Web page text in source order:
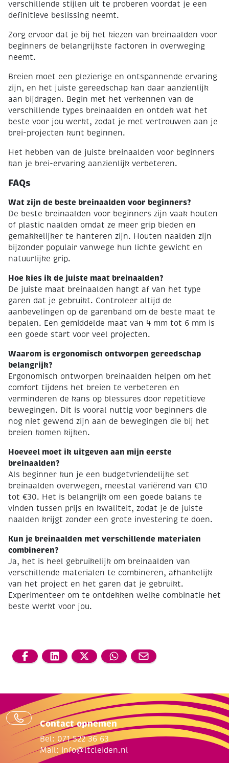
verschillende stijlen uit te proberen voordat je een
definitieve beslissing neemt.
Zorg ervoor dat je bij het kiezen van breinaalden voor
beginners de belangrijkste factoren in overweging
neemt.
Breien moet een plezierige en ontspannende ervaring
zijn, en het juiste gereedschap kan daar aanzienlijk
aan bijdragen. Begin met het verkennen van de
verschillende types breinaalden en ontdek wat het
beste voor jou werkt, zodat je met vertrouwen aan je
brei-projecten kunt beginnen.
Het hebben van de juiste breinaalden voor beginners
kan je brei-ervaring aanzienlijk verbeteren.
FAQs
Wat zijn de beste breinaalden voor beginners?
De beste breinaalden voor beginners zijn vaak houten
of plastic naalden omdat ze meer grip bieden en
gemakkelijker te hanteren zijn. Houten naalden zijn
bijzonder populair vanwege hun lichte gewicht en
natuurlijke grip.
Hoe kies ik de juiste maat breinaalden?
De juiste maat breinaalden hangt af van het type
garen dat je gebruikt. Controleer altijd de
aanbevelingen op de garenband om de beste maat te
bepalen. Een gemiddelde maat van 4 mm tot 6 mm is
een goede start voor veel projecten.
Waarom is ergonomisch ontworpen gereedschap
belangrijk?
Ergonomisch ontworpen breinaalden helpen om het
comfort tijdens het breien te verbeteren en
verminderen de kans op blessures door repetitieve
bewegingen. Dit is vooral nuttig voor beginners die
nog niet gewend zijn aan de bewegingen die bij het
breien komen kijken.
Hoeveel moet ik uitgeven aan mijn eerste
breinaalden?
Als beginner kun je een budgetvriendelijke set
breinaalden overwegen, meestal variërend van €10
tot €30. Het is belangrijk om een goede balans te
vinden tussen prijs en kwaliteit, zodat je de juiste
naalden krijgt zonder een grote investering te doen.
Kun je breinaalden met verschillende materialen
combineren?
Ja, het is heel gebruikelijk om breinaalden van
verschillende materialen te combineren, afhankelijk
van het project en het garen dat je gebruikt.
Experimenteer om te ontdekken welke combinatie het
beste werkt voor jou.
Contact opnemen
Bel: 071 522 36 63
Mail: info@ltcleiden.nl